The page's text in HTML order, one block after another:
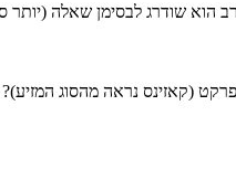
(קאזינס נראה מהסוג